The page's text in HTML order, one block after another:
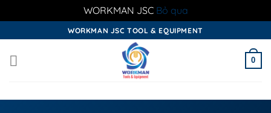
WORKMAN JSC Bỏ qua
to
content
WORKMAN JSC TOOL & EQUIPMENT
0